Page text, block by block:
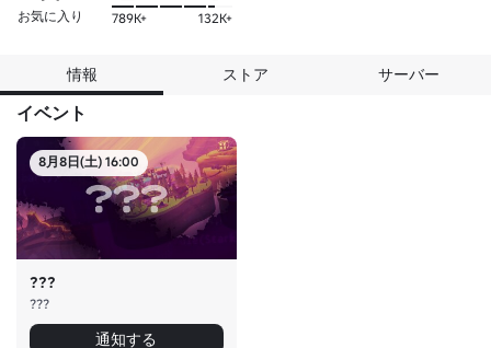
お気に入り 789K+ 132K+
情報 ストア サーバー
イベント
8月8日(土) 16:00
???
???
通知する